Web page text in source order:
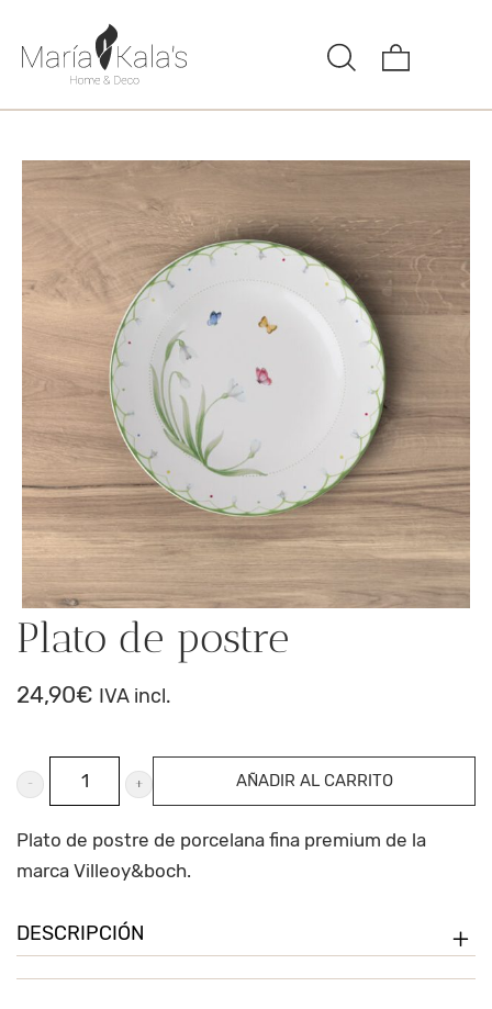
Plato de postre
24,90€ IVA incl.
Plato
de
postre
cantidad
AÑADIR AL CARRITO
Plato de postre de porcelana fina premium de la
marca Villeoy&boch.
DESCRIPCIÓN